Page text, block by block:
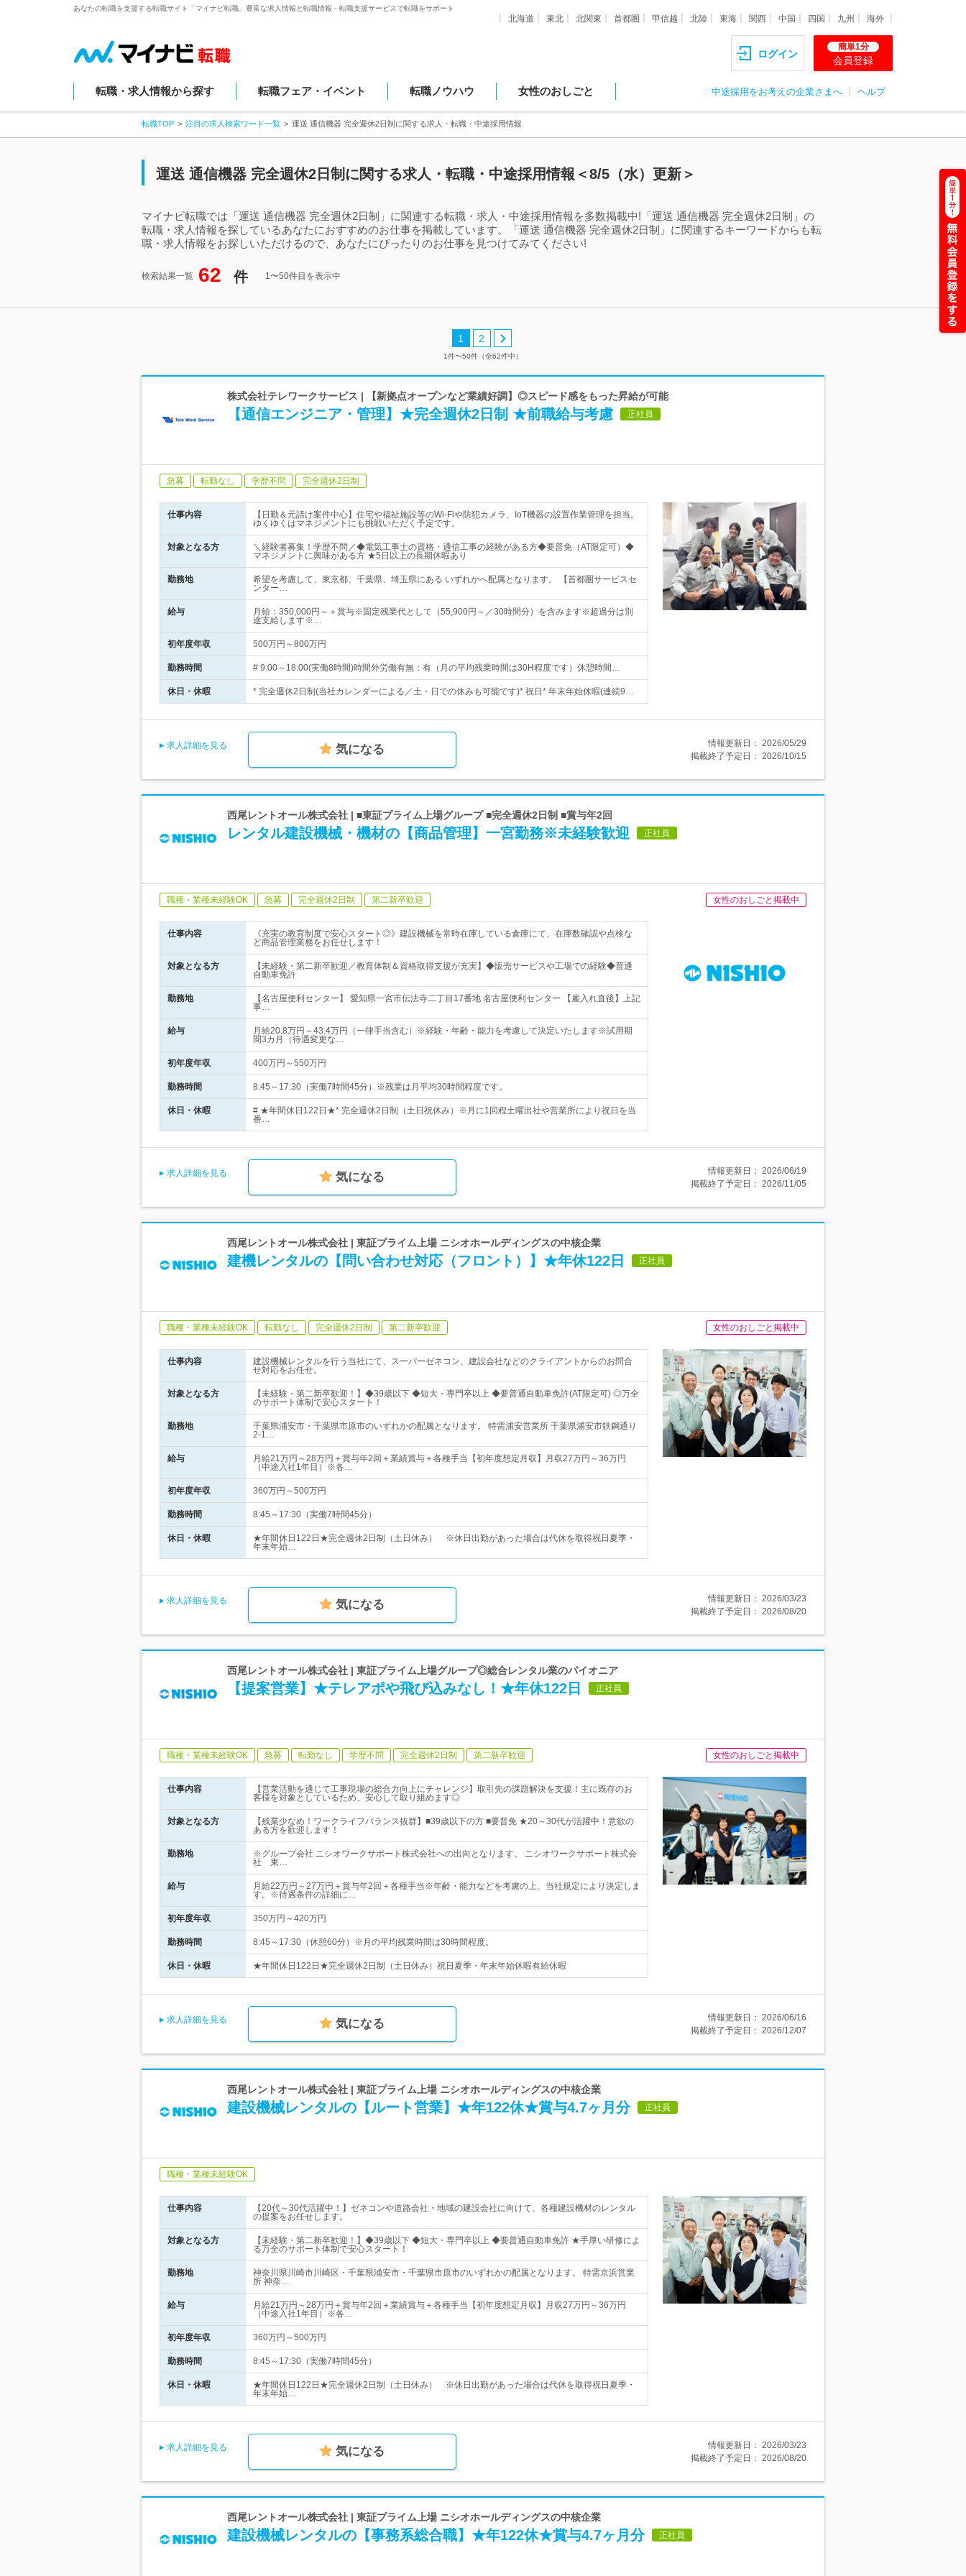
あなたの転職を支援する転職サイト「マイナビ転職」豊富な求人情報と転職情報・転職支援サービスで転職をサポート
北海道 東北 北関東 首都圏 甲信越 北陸 東海 関西 中国 四国 九州 海外
ログイン
簡単1分
会員登録
転職・求人情報から探す 転職フェア・イベント 転職ノウハウ 女性のおしごと 中途採用をお考えの企業さまへ ヘルプ
転職TOP 注目の求人検索ワード一覧 運送 通信機器 完全週休2日制に関する求人・転職・中途採用情報
運送 通信機器 完全週休2日制に関する求人・転職・中途採用情報＜8/5（水）更新＞
マイナビ転職では「運送 通信機器 完全週休2日制」に関連する転職・求人・中途採用情報を多数掲載中!「運送 通信機器 完全週休2日制」の
転職・求人情報を探しているあなたにおすすめのお仕事を掲載しています。「運送 通信機器 完全週休2日制」に関連するキーワードからも転
職・求人情報をお探しいただけるので、あなたにぴったりのお仕事を見つけてみてください!
検索結果一覧 62 件 1〜50件目を表示中
1 2
1件〜50件（全62件中）
株式会社テレワークサービス | 【新拠点オープンなど業績好調】◎スピード感をもった昇給が可能
【通信エンジニア・管理】★完全週休2日制 ★前職給与考慮 正社員
急募 転勤なし 学歴不問 完全週休2日制
仕事内容
【日勤＆元請け案件中心】住宅や福祉施設等のWi-Fiや防犯カメラ、IoT機器の設置作業管理を担当。
ゆくゆくはマネジメントにも挑戦いただく予定です。
対象となる方
＼経験者募集！学歴不問／◆電気工事士の資格・通信工事の経験がある方◆要普免（AT限定可）◆
マネジメントに興味がある方 ★5日以上の長期休暇あり
勤務地
希望を考慮して、東京都、千葉県、埼玉県にある いずれかへ配属となります。 【首都圏サービスセ
ンター…
給与
月給：350,000円～＋賞与※固定残業代として（55,900円～／30時間分）を含みます※超過分は別
途支給します※…
初年度年収 500万円～800万円
勤務時間 # 9:00～18:00(実働8時間)時間外労働有無：有（月の平均残業時間は30H程度です）休憩時間…
休日・休暇 * 完全週休2日制(当社カレンダーによる／土・日での休みも可能です)* 祝日* 年末年始休暇(連続9…
求人詳細を見る 気になる 情報更新日： 2026/05/29
掲載終了予定日： 2026/10/15
西尾レントオール株式会社 | ■東証プライム上場グループ ■完全週休2日制 ■賞与年2回
レンタル建設機械・機材の【商品管理】一宮勤務※未経験歓迎 正社員
職種・業種未経験OK 急募 完全週休2日制 第二新卒歓迎 女性のおしごと掲載中
仕事内容
《充実の教育制度で安心スタート◎》建設機械を常時在庫している倉庫にて、在庫数確認や点検な
ど商品管理業務をお任せします！
対象となる方
【未経験・第二新卒歓迎／教育体制＆資格取得支援が充実】◆販売サービスや工場での経験◆普通
自動車免許
勤務地
【名古屋便利センター】 愛知県一宮市伝法寺二丁目17番地 名古屋便利センター 【雇入れ直後】上記
事…
給与
月給20.8万円～43.4万円（一律手当含む）※経験・年齢・能力を考慮して決定いたします※試用期
間3カ月（待遇変更な…
初年度年収 400万円～550万円
勤務時間 8:45～17:30（実働7時間45分）※残業は月平均30時間程度です。
休日・休暇
# ★年間休日122日★* 完全週休2日制（土日祝休み）※月に1回程土曜出社や営業所により祝日を当
番…
求人詳細を見る 気になる 情報更新日： 2026/06/19
掲載終了予定日： 2026/11/05
西尾レントオール株式会社 | 東証プライム上場 ニシオホールディングスの中核企業
建機レンタルの【問い合わせ対応（フロント）】★年休122日 正社員
職種・業種未経験OK 転勤なし 完全週休2日制 第二新卒歓迎 女性のおしごと掲載中
仕事内容
建設機械レンタルを行う当社にて、スーパーゼネコン、建設会社などのクライアントからのお問合
せ対応をお任せ。
対象となる方
【未経験・第二新卒歓迎！】◆39歳以下 ◆短大・専門卒以上 ◆要普通自動車免許(AT限定可) ◎万全
のサポート体制で安心スタート！
勤務地
千葉県浦安市・千葉県市原市のいずれかの配属となります。 特需浦安営業所 千葉県浦安市鉄鋼通り
2-1…
給与
月給21万円～28万円＋賞与年2回＋業績賞与＋各種手当【初年度想定月収】月収27万円～36万円
（中途入社1年目）※各…
初年度年収 360万円～500万円
勤務時間 8:45～17:30（実働7時間45分）
休日・休暇
★年間休日122日★完全週休2日制（土日休み） ※休日出勤があった場合は代休を取得祝日夏季・
年末年始…
求人詳細を見る 気になる 情報更新日： 2026/03/23
掲載終了予定日： 2026/08/20
西尾レントオール株式会社 | 東証プライム上場グループ◎総合レンタル業のパイオニア
【提案営業】★テレアポや飛び込みなし！★年休122日 正社員
職種・業種未経験OK 急募 転勤なし 学歴不問 完全週休2日制 第二新卒歓迎 女性のおしごと掲載中
仕事内容
【営業活動を通じて工事現場の総合力向上にチャレンジ】取引先の課題解決を支援！主に既存のお
客様を対象としているため、安心して取り組めます◎
対象となる方
【残業少なめ！ワークライフバランス抜群】■39歳以下の方 ■要普免 ★20～30代が活躍中！意欲の
ある方を歓迎します！
勤務地
※グループ会社 ニシオワークサポート株式会社への出向となります。 ニシオワークサポート株式会
社 東…
給与
月給22万円～27万円＋賞与年2回＋各種手当※年齢・能力などを考慮の上、当社規定により決定しま
す。※待遇条件の詳細に…
初年度年収 350万円～420万円
勤務時間 8:45～17:30（休憩60分）※月の平均残業時間は30時間程度。
休日・休暇 ★年間休日122日★完全週休2日制（土日休み）祝日夏季・年末年始休暇有給休暇
求人詳細を見る 気になる 情報更新日： 2026/06/16
掲載終了予定日： 2026/12/07
西尾レントオール株式会社 | 東証プライム上場 ニシオホールディングスの中核企業
建設機械レンタルの【ルート営業】★年122休★賞与4.7ヶ月分 正社員
職種・業種未経験OK
仕事内容
【20代～30代活躍中！】ゼネコンや道路会社・地域の建設会社に向けて、各種建設機材のレンタル
の提案をお任せします。
対象となる方
【未経験・第二新卒歓迎！】◆39歳以下 ◆短大・専門卒以上 ◆要普通自動車免許 ★手厚い研修によ
る万全のサポート体制で安心スタート！
勤務地
神奈川県川崎市川崎区・千葉県浦安市・千葉県市原市のいずれかの配属となります。 特需京浜営業
所 神奈…
給与
月給21万円～28万円＋賞与年2回＋業績賞与＋各種手当【初年度想定月収】月収27万円～36万円
（中途入社1年目）※各…
初年度年収 360万円～500万円
勤務時間 8:45～17:30（実働7時間45分）
休日・休暇
★年間休日122日★完全週休2日制（土日休み） ※休日出勤があった場合は代休を取得祝日夏季・
年末年始…
求人詳細を見る 気になる 情報更新日： 2026/03/23
掲載終了予定日： 2026/08/20
西尾レントオール株式会社 | 東証プライム上場 ニシオホールディングスの中核企業
建設機械レンタルの【事務系総合職】★年122休★賞与4.7ヶ月分 正社員